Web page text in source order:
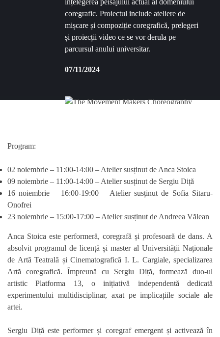
coregrafic. Proiectul include ateliere de
mișcare și compoziție coregrafică, prelegeri
și proiecții video ce se vor derula pe
parcursul anului universitar.
07/11/2024
Program:
02 noiembrie – 11:00-14:00 – Atelier susținut de Anca Stoica
09 noiembrie – 11:00-14:00 – Atelier susținut de Sergiu Diță
16 noiembrie – 16:00-19:00 – Atelier susținut de Sofia Sitaru-
Onofrei
23 noiembrie – 15:00-17:00 – Atelier susținut de Andreea Vălean
Anca Stoica este performeră, coregrafă și profesoară de dans. A
absolvit programul de licență și master al Universității Naționale
de Artă Teatrală și Cinematografică I. L. Cargiale, specializarea
Artă coregrafică. Împreună cu Sergiu Diță, formează duo-ul
artistic Platforma 13, o inițiativă independentă dedicată
experimentului multidisciplinar, axat pe implicațiile sociale ale
artei.
Sergiu Diță este performer și coregraf emergent și activează în